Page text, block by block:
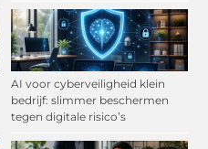
AI voor cyberveiligheid klein
bedrijf: slimmer beschermen
tegen digitale risico’s